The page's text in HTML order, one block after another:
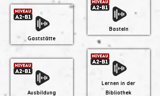
Gaststätte
Ausbildung
Basteln
Lernen in der
Bibliothek